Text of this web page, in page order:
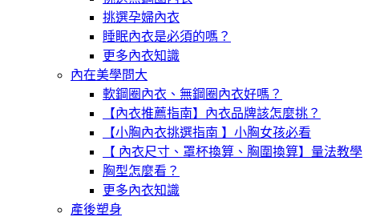
挑選孕婦內衣
睡眠內衣是必須的嗎？
更多內衣知識
內在美學問大
軟鋼圈內衣、無鋼圈內衣好嗎？
【內衣推薦指南】內衣品牌該怎麼挑？
【小胸內衣挑選指南 】小胸女孩必看
【 內衣尺寸、罩杯換算、胸圍換算】量法教學
胸型怎麼看？
更多內衣知識
產後塑身